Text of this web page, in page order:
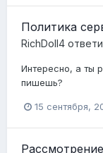
Политика
RichDoll4
Интересно, а ты
пишешь?
15 сентября,